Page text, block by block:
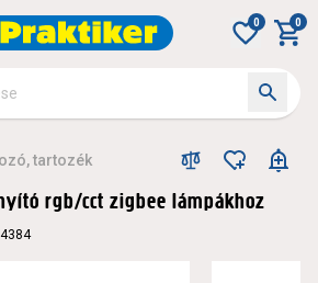
0 0
tartozék
rgb/cct zigbee lámpákhoz